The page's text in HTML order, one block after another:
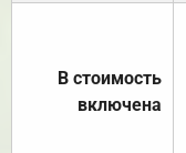
В стоимость
включена